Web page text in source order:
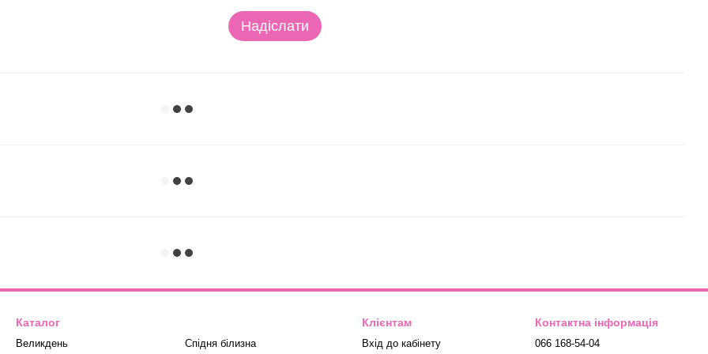
Надіслати
Каталог
Великдень Спідня білизна
Клієнтам
Вхід до кабінету
Контактна інформація
066 168-54-04